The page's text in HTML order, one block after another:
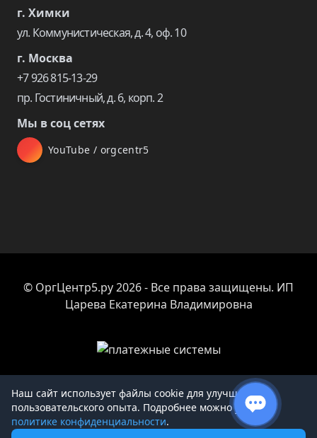
г. Химки
ул. Коммунистическая, д. 4, оф. 10
г. Москва
+7 926 815-13-29
пр. Гостиничный, д. 6, корп. 2
Мы в соц сетях
YouTube / orgcentr5
© ОргЦентр5.ру 2026 - Все права защищены. ИП
Царева Екатерина Владимировна
Товар добавлен в корзину
Наш сайт использует файлы cookie для улучшения
пользовательского опыта. Подробнее можно узнать в
политике конфиденциальности.